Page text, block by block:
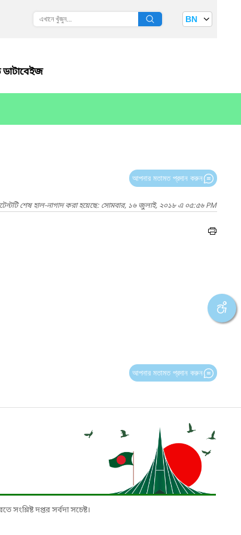
BN
আপনার মতামত প্রদান করুন
শেষ হাল-নাগাদ করা হয়েছে: সোমবার, ১৬ জুলাই, ২০১৮ এ ০৫:৫৬ PM
আপনার মতামত প্রদান করুন
দপ্তর সর্বদা সচেষ্ট।